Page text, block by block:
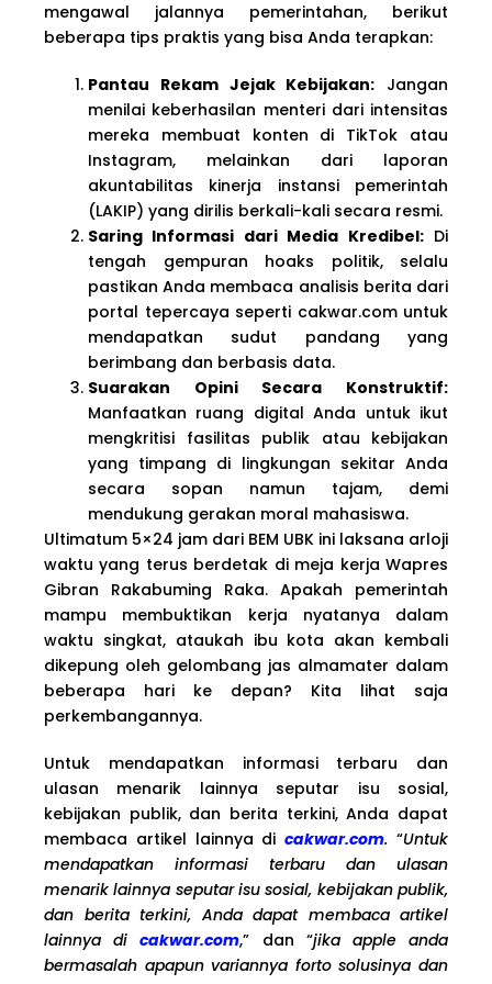
mengawal jalannya pemerintahan, berikut
beberapa tips praktis yang bisa Anda terapkan:
Pantau Rekam Jejak Kebijakan: Jangan
menilai keberhasilan menteri dari intensitas
mereka membuat konten di TikTok atau
Instagram, melainkan dari laporan
akuntabilitas kinerja instansi pemerintah
(LAKIP) yang dirilis berkali-kali secara resmi.
Saring Informasi dari Media Kredibel:Di
tengah gempuran hoaks politik, selalu
pastikan Anda membaca analisis berita dari
portal tepercaya seperti cakwar.com untuk
mendapatkan sudut pandang yang
berimbang dan berbasis data.
Suarakan Opini Secara Konstruktif:
Manfaatkan ruang digital Anda untuk ikut
mengkritisi fasilitas publik atau kebijakan
yang timpang di lingkungan sekitar Anda
secara sopan namun tajam, demi
mendukung gerakan moral mahasiswa.
Ultimatum 5×24 jam dari BEM UBK ini laksana arloji
waktu yang terus berdetak di meja kerja Wapres
Gibran Rakabuming Raka. Apakah pemerintah
mampu membuktikan kerja nyatanya dalam
waktu singkat, ataukah ibu kota akan kembali
dikepung oleh gelombang jas almamater dalam
beberapa hari ke depan? Kita lihat saja
perkembangannya.
Untuk mendapatkan informasi terbaru dan
ulasan menarik lainnya seputar isu sosial,
kebijakan publik, dan berita terkini, Anda dapat
membaca artikel lainnya dicakwar.com.“Untuk
mendapatkan informasi terbaru dan ulasan
menarik lainnya seputar isu sosial, kebijakan publik,
dan berita terkini, Anda dapat membaca artikel
lainnya dicakwar.com,” dan “jika apple anda
bermasalah apapun variannya forto solusinya dan